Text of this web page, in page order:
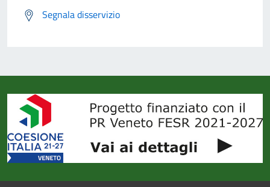
Segnala disservizio